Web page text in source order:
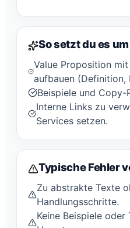
So setzt du es um
Value Proposition
aufbauen (Definition,
Beispiele und Copy-
Interne Links zu
Services setzen.
Typische Fehler
Zu abstrakte Texte
Handlungsschritte.
Keine Beispiele